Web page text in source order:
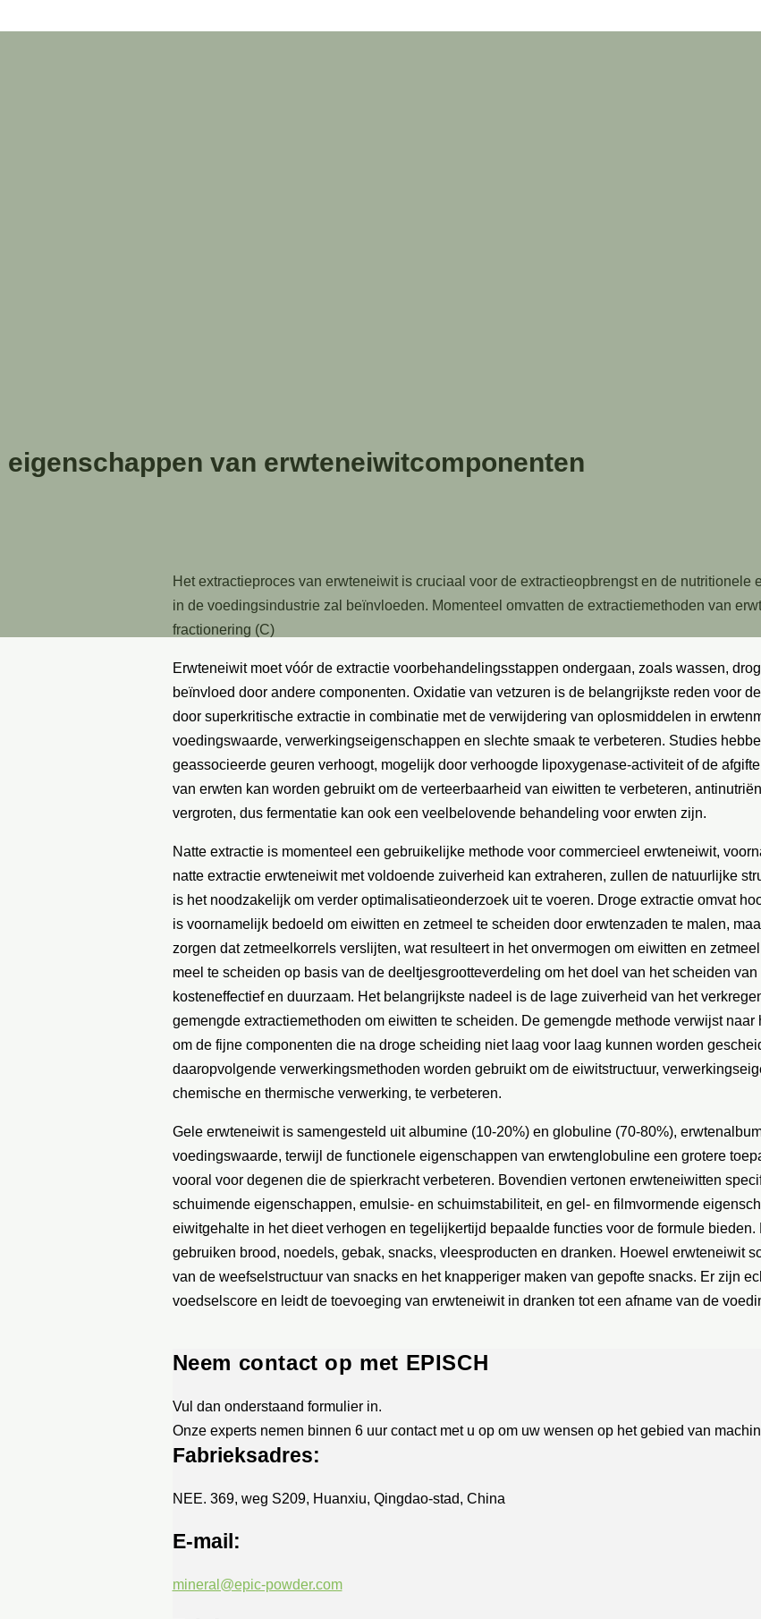
van erwteneiwitcomponenten
Het extractieproces van erwteneiwit is cruciaal voor de extractieopbrengst en de
in de voedingsindustrie zal beïnvloeden. Momenteel omvatten de extractiemethoden van
fractionering (C)
Erwteneiwit moet vóór de extractie voorbehandelingsstappen ondergaan, zoals wassen,
beïnvloed door andere componenten. Oxidatie van vetzuren is de belangrijkste reden voor
door superkritische extractie in combinatie met de verwijdering van oplosmiddelen in
voedingswaarde, verwerkingseigenschappen en slechte smaak te verbeteren. Studies
geassocieerde geuren verhoogt, mogelijk door verhoogde lipoxygenase-activiteit of de
van erwten kan worden gebruikt om de verteerbaarheid van eiwitten te verbeteren,
vergroten, dus fermentatie kan ook een veelbelovende behandeling voor erwten zijn.
Natte extractie is momenteel een gebruikelijke methode voor commercieel erwteneiwit,
natte extractie erwteneiwit met voldoende zuiverheid kan extraheren, zullen de natuurlijke
is het noodzakelijk om verder optimalisatieonderzoek uit te voeren. Droge extractie omvat
is voornamelijk bedoeld om eiwitten en zetmeel te scheiden door erwtenzaden te malen,
zorgen dat zetmeelkorrels verslijten, wat resulteert in het onvermogen om eiwitten en
meel te scheiden op basis van de deeltjesgrootteverdeling om het doel van het scheiden
kosteneffectief en duurzaam. Het belangrijkste nadeel is de lage zuiverheid van het
gemengde extractiemethoden om eiwitten te scheiden. De gemengde methode verwijst
om de fijne componenten die na droge scheiding niet laag voor laag kunnen worden
daaropvolgende verwerkingsmethoden worden gebruikt om de eiwitstructuur,
chemische en thermische verwerking, te verbeteren.
Gele erwteneiwit is samengesteld uit albumine (10-20%) en globuline (70-80%),
voedingswaarde, terwijl de functionele eigenschappen van erwtenglobuline een grotere
vooral voor degenen die de spierkracht verbeteren. Bovendien vertonen erwteneiwitten
schuimende eigenschappen, emulsie- en schuimstabiliteit, en gel- en filmvormende
eiwitgehalte in het dieet verhogen en tegelijkertijd bepaalde functies voor de formule
gebruiken brood, noedels, gebak, snacks, vleesproducten en dranken. Hoewel erwteneiwit
van de weefselstructuur van snacks en het knapperiger maken van gepofte snacks. Er zijn
voedselscore en leidt de toevoeging van erwteneiwit in dranken tot een afname van de
Neem contact op met EPISCH
Vul dan onderstaand formulier in.
Onze experts nemen binnen 6 uur contact met u op om uw wensen op het gebied van
Fabrieksadres:
NEE. 369, weg S209, Huanxiu, Qingdao-stad, China
E-mail:
mineral@epic-powder.com